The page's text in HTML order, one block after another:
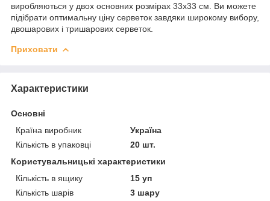
виробляються у двох основних розмірах 33х33 см. Ви можете
підібрати оптимальну ціну серветок завдяки широкому вибору,
двошарових і тришарових серветок.
Приховати
Характеристики
Основні
Країна виробник
Україна
Кількість в упаковці
20 шт.
Користувальницькі характеристики
Кількість в ящику
15 уп
Кількість шарів
3 шару